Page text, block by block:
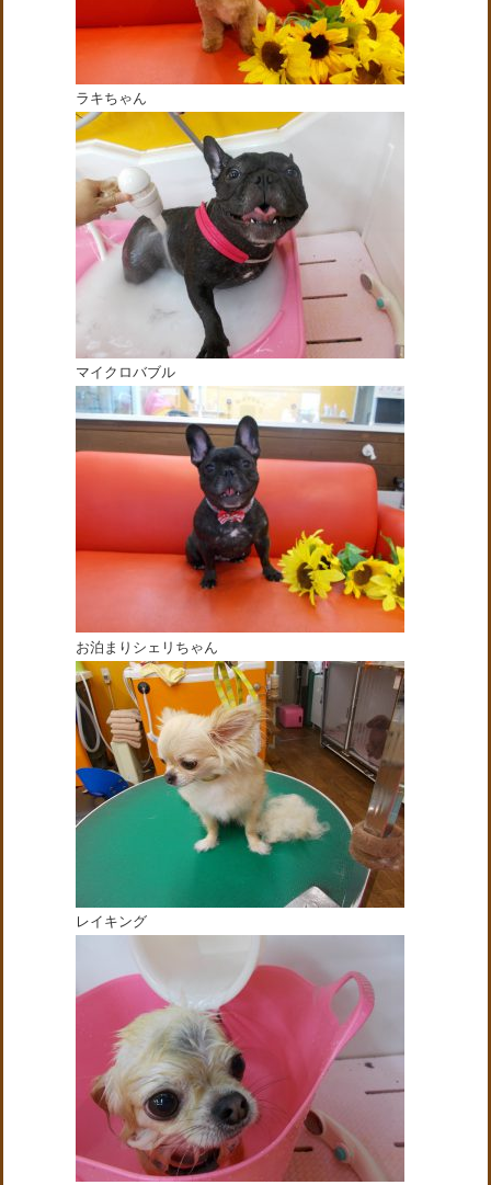
ラキちゃん
マイクロバブル
お泊まりシェリちゃん
レイキング